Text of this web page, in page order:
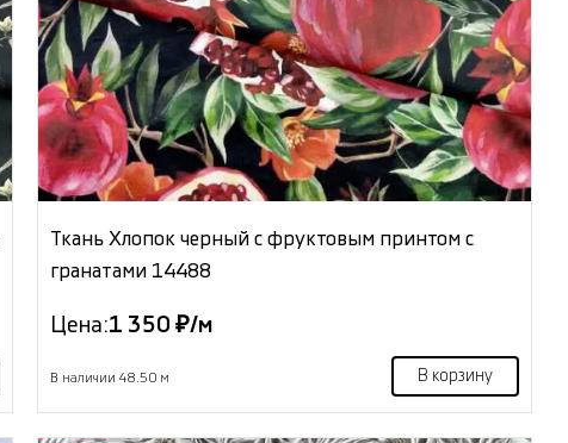
Ткань Хлопок черный с фруктовым принтом с
гранатами 14488
Цена:1 350 ₽/м
В наличии 48.50 м В корзину